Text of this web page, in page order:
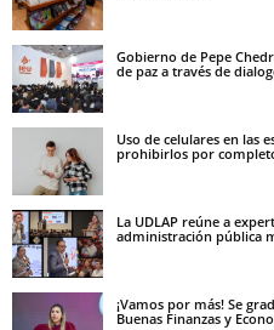
Gobierno de Pepe
de paz a través de
Uso de celulares en las
prohibirlos por
La UDLAP reúne a
administración pública
¡Vamos por más! Se
Buenas Finanzas y